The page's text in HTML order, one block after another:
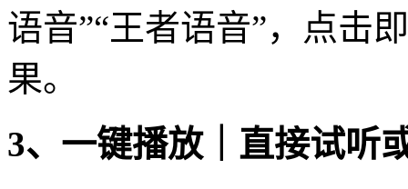
语音”“王者语音”，点击
果。
3、一键播放｜直接试听